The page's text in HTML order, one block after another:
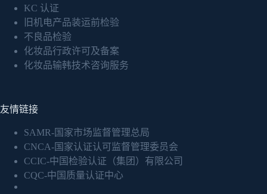
KC 认证
旧机电产品装运前检验
不良品检验
化妆品行政许可及备案
化妆品输韩技术咨询服务
友情链接
SAMR-国家市场监督管理总局
CNCA-国家认证认可监督管理委员会
CCIC-中国检验认证（集团）有限公司
CQC-中国质量认证中心